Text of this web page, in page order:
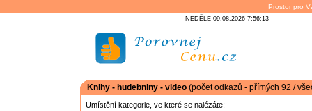
Prostor pro
NEDĚLE 09.08.2026 7:56:13
Knihy - hudebniny - video (počet odkazů - přímých 92 /
Umístění kategorie, ve které se nalézáte: